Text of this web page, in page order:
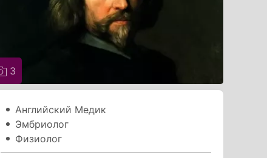
3
Английский Медик
Эмбриолог
Физиолог